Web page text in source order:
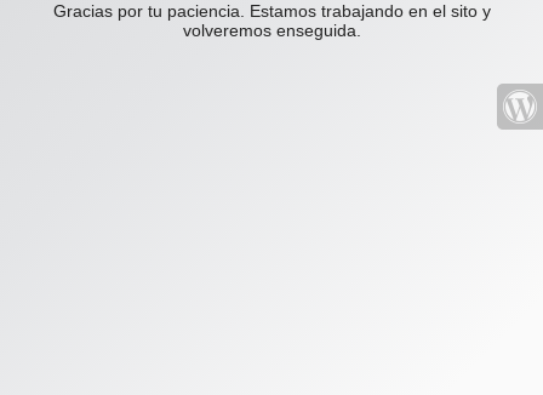
Gracias por tu paciencia. Estamos trabajando en el sito y
volveremos enseguida.